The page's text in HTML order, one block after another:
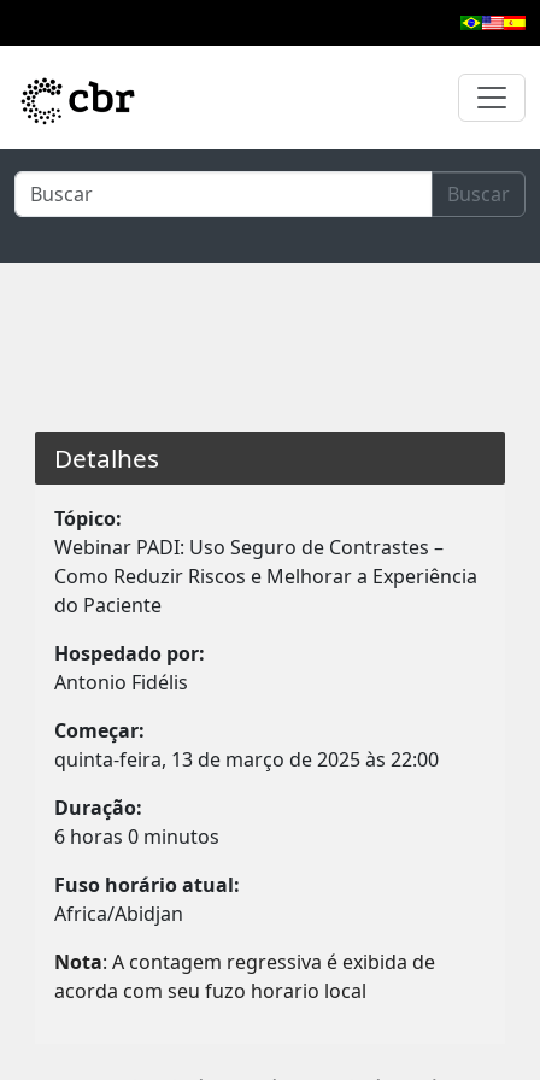
Buscar
Detalhes
Tópico:
Webinar PADI: Uso Seguro de Contrastes –
Como Reduzir Riscos e Melhorar a Experiência
do Paciente
Hospedado por:
Antonio Fidélis
Começar:
quinta-feira, 13 de março de 2025 às 22:00
Duração:
6 horas 0 minutos
Fuso horário atual:
Africa/Abidjan
Nota: A contagem regressiva é exibida de
acorda com seu fuzo horario local